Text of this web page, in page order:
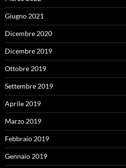
Giugno 2021
Dicembre 2020
Dicembre 2019
Ottobre 2019
Settembre 2019
Aprile 2019
Marzo 2019
Febbraio 2019
Gennaio 2019